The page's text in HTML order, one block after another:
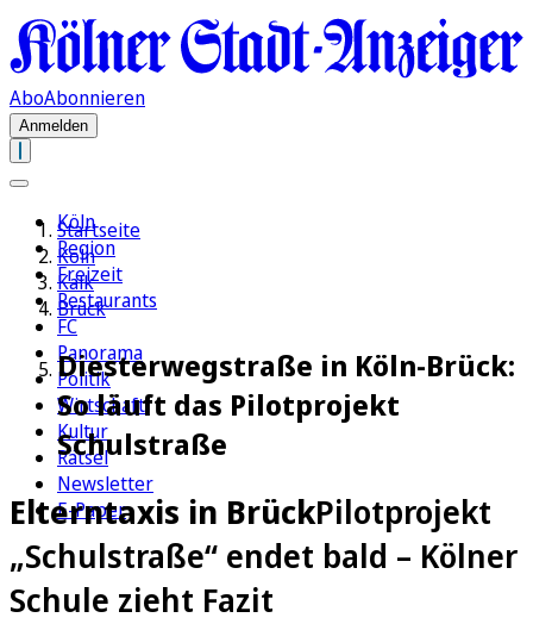
AboAbonnieren
Anmelden
Köln
Region
Freizeit
Restaurants
FC
Panorama
Politik
Wirtschaft
Kultur
Rätsel
Newsletter
E-Paper
Startseite
Köln
Kalk
Brück
Diesterwegstraße in Köln-Brück:
So läuft das Pilotprojekt
Schulstraße
Elterntaxis in BrückPilotprojekt
„Schulstraße“ endet bald – Kölner
Schule zieht Fazit